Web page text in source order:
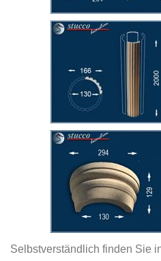
Selbstverständlich finden Sie